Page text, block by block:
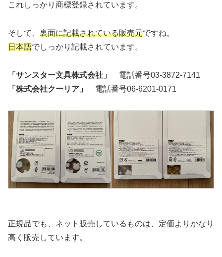
これしっかり商標登録されています。
そして、 裏面に記載されている販売元ですね。
日本語でしっかり記載されています。
「サンスター文具株式会社」
電話番号03-3872-7141
「株式会社クーリア」
電話番号06-6201-0171
正規品でも、ネット販売しているものは、定価よりかなり
高く販売しています。